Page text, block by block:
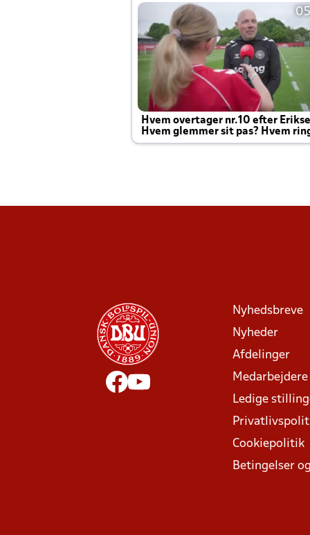
Hvem overtager nr.10 efter
Hvem glemmer sit pas? Hvem
Joachim altid til efter kampe?
Nyhedsbreve
Nyheder
Afdelinger
Medarbejdere
Ledige
Cookiepolitik
Betingelser